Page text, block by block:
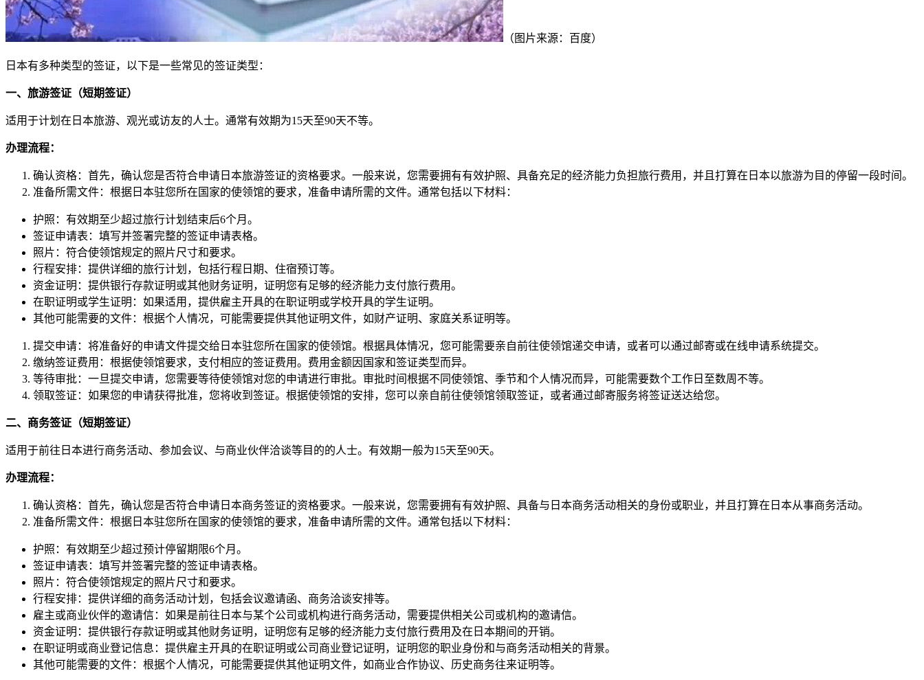
（图片来源：百度）
日本有多种类型的签证，以下是一些常见的签证类型：
一、 旅游签证（短期签证）
适用于计划在日本旅游、观光或访友的人士。通常有效期为15天至90天不等。
办理流程：
确认资格：首先，确认您是否符合申请日本旅游签证的资格要求。一般来说，您需要拥有有效护照、具备充足的经济能力负担旅行费用，并且打算在日本以旅游为目的停留一段时间。
准备所需文件：根据日本驻您所在国家的使领馆的要求，准备申请所需的文件。通常包括以下材料：
护照：有效期至少超过旅行计划结束后6个月。
签证申请表：填写并签署完整的签证申请表格。
照片：符合使领馆规定的照片尺寸和要求。
行程安排：提供详细的旅行计划，包括行程日期、住宿预订等。
资金证明：提供银行存款证明或其他财务证明，证明您有足够的经济能力支付旅行费用。
在职证明或学生证明：如果适用，提供雇主开具的在职证明或学校开具的学生证明。
其他可能需要的文件：根据个人情况，可能需要提供其他证明文件，如财产证明、家庭关系证明等。
提交申请：将准备好的申请文件提交给日本驻您所在国家的使领馆。根据具体情况，您可能需要亲自前往使领馆递交申请，或者可以通过邮寄或在线申请系统提交。
缴纳签证费用：根据使领馆要求，支付相应的签证费用。费用金额因国家和签证类型而异。
等待审批：一旦提交申请，您需要等待使领馆对您的申请进行审批。审批时间根据不同使领馆、季节和个人情况而异，可能需要数个工作日至数周不等。
领取签证：如果您的申请获得批准，您将收到签证。根据使领馆的安排，您可以亲自前往使领馆领取签证，或者通过邮寄服务将签证送达给您。
二、 商务签证（短期签证）
适用于前往日本进行商务活动、参加会议、与商业伙伴洽谈等目的的人士。有效期一般为15天至90天。
办理流程：
确认资格：首先，确认您是否符合申请日本商务签证的资格要求。一般来说，您需要拥有有效护照、具备与日本商务活动相关的身份或职业，并且打算在日本从事商务活动。
准备所需文件：根据日本驻您所在国家的使领馆的要求，准备申请所需的文件。通常包括以下材料：
护照：有效期至少超过预计停留期限6个月。
签证申请表：填写并签署完整的签证申请表格。
照片：符合使领馆规定的照片尺寸和要求。
行程安排：提供详细的商务活动计划，包括会议邀请函、商务洽谈安排等。
雇主或商业伙伴的邀请信：如果是前往日本与某个公司或机构进行商务活动，需要提供相关公司或机构的邀请信。
资金证明：提供银行存款证明或其他财务证明，证明您有足够的经济能力支付旅行费用及在日本期间的开销。
在职证明或商业登记信息：提供雇主开具的在职证明或公司商业登记证明，证明您的职业身份和与商务活动相关的背景。
其他可能需要的文件：根据个人情况，可能需要提供其他证明文件，如商业合作协议、历史商务往来证明等。